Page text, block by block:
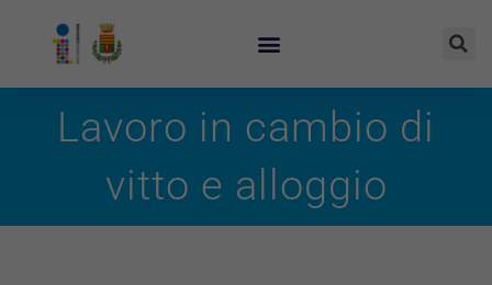
Lavoro in cambio di
vitto e alloggio